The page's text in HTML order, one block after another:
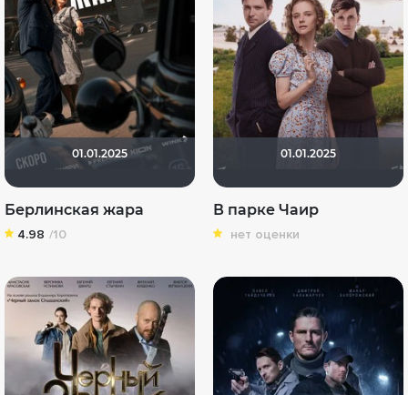
01.01.2025
Берлинская жара
4.98 /10
01.01.2025
В парке Чаир
нет оценки